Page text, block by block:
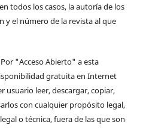
todos los casos, la autoría de los
y el número de la revista al que
"Acceso Abierto" a esta
gratuita en Internet
usuario leer, descargar, copiar,
con cualquier propósito legal,
o técnica, fuera de las que son